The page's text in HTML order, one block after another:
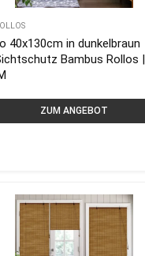
40x130cm in dunkelbraun
Bambus Rollos |
ZUM ANGEBOT